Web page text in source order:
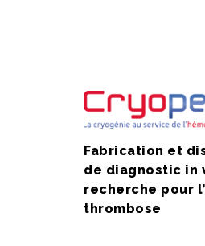
Fabrication et
de diagnostic in
recherche pour
thrombose